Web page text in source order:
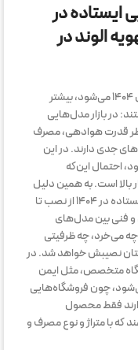
ایستاده در
الوند در
وقتی صحبت از انتخاب کولرآبی ایستاده در سال ۱۴۰۴ می‌شود، بیشتر
در بازار مدل‌هایی
قدرت هوادهی، مصرف
جدی دارند. در این
احتمال این‌که
است. به همین دلیل
در این مرحله از «راهنمای کامل کولرآبی جدید ایستاده در ۱۴۰۴ از نصب تا
و فنی بین مدل‌های
می‌خرد، چه ظرفیتی
نصیبش خواهد شد. در
متخصص، مثل ایمن
چون فروشگاه‌هایی
فقط محصول
که با متراژ و نوع مصرف و